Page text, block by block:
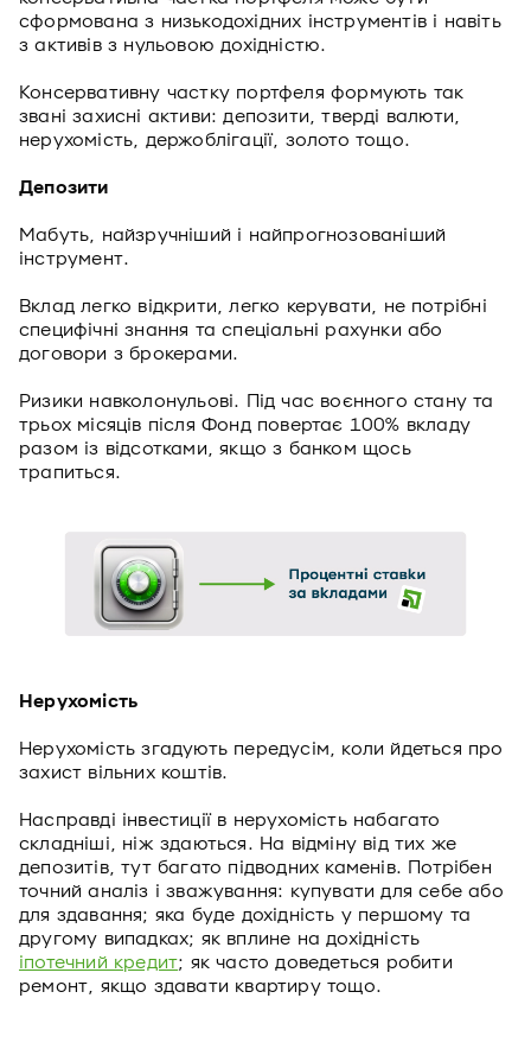
сформована з низькодохідних інструментів і навіть
з активів з нульовою дохідністю.
Консервативну частку портфеля формують так
звані захисні активи: депозити, тверді валюти,
нерухомість, держоблігації, золото тощо.
Депозити
Мабуть, найзручніший і найпрогнозованіший
інструмент.
Вклад легко відкрити, легко керувати, не потрібні
специфічні знання та спеціальні рахунки або
договори з брокерами.
Ризики навколонульові. Під час воєнного стану та
трьох місяців після Фонд повертає 100% вкладу
разом із відсотками, якщо з банком щось
трапиться.
Нерухомість
Нерухомість згадують передусім, коли йдеться про
захист вільних коштів.
Насправді інвестиції в нерухомість набагато
складніші, ніж здаються. На відміну від тих же
депозитів, тут багато підводних каменів. Потрібен
точний аналіз і зважування: купувати для себе або
для здавання; яка буде дохідність у першому та
другому випадках; як вплине на дохідність
іпотечний кредит; як часто доведеться робити
ремонт, якщо здавати квартиру тощо.